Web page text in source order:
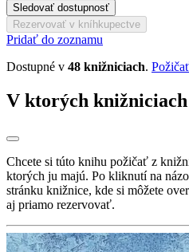
Sledovať dostupnosť
Rezervovať v kníhkupectve
Pridať do zoznamu
Dostupné v 48 knižniciach.
V ktorých
Chcete si túto knihu požičať z
ktorých ju majú. Po kliknutí na
stránku knižnice, kde si môžete
aj priamo rezervovať.